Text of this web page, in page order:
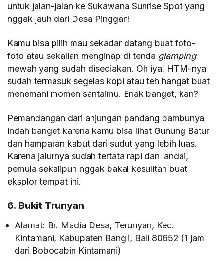
untuk jalan-jalan ke Sukawana Sunrise Spot yang
nggak jauh dari Desa Pinggan!
Kamu bisa pilih mau sekadar datang buat foto-
foto atau sekalian menginap di tenda glamping
mewah yang sudah disediakan. Oh iya, HTM-nya
sudah termasuk segelas kopi atau teh hangat buat
menemani momen santaimu. Enak banget, kan?
Pemandangan dari anjungan pandang bambunya
indah banget karena kamu bisa lihat Gunung Batur
dan hamparan kabut dari sudut yang lebih luas.
Karena jalurnya sudah tertata rapi dan landai,
pemula sekalipun nggak bakal kesulitan buat
eksplor tempat ini.
6. Bukit Trunyan
Alamat: Br. Madia Desa, Terunyan, Kec.
Kintamani, Kabupaten Bangli, Bali 80652 (1 jam
dari Bobocabin Kintamani)